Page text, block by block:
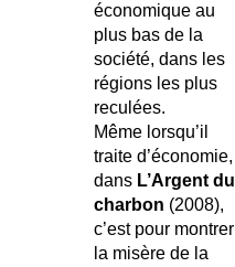
économique au
plus bas de la
société, dans les
régions les plus
reculées.
Même lorsqu’il
traite d’économie,
dans L’Argent du
charbon (2008),
c’est pour montrer
la misère de la